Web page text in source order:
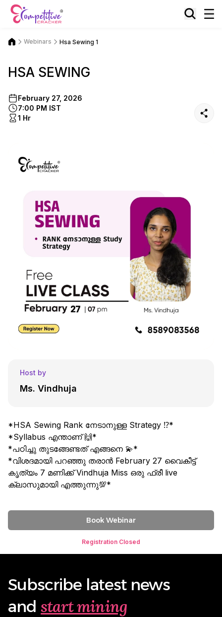
Webinars Hsa Sewing 1
HSA SEWING
February 27, 2026
7:00 PM IST
1 Hr
Host by
Ms. Vindhuja
*HSA Sewing Rank നേടാനുള്ള Strategy ⁉️*
*Syllabus എന്താണ് 🙌*
*പഠിച്ചു തുടങ്ങേണ്ടത് എങ്ങനെ 💫*
*വിശദമായി പറഞ്ഞു തരാൻ February 27 വൈകീട്ട്
കൃത്യം 7 മണിക്ക് Vindhuja Miss ഒരു ഫ്രീ live
ക്ലാസുമായി എത്തുന്നു💯*
Book Webinar
Registration Closed
Subscribe latest news
and start mining